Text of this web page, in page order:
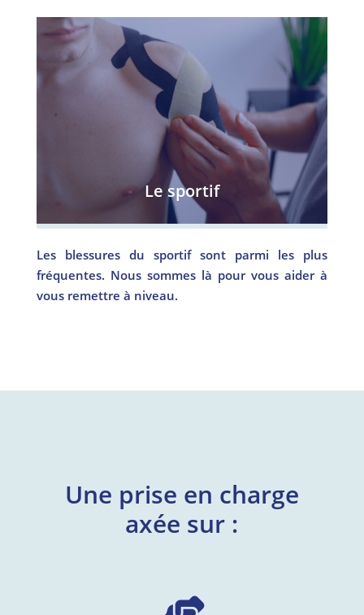
Le sportif
Les blessures du sportif sont parmi les plus
fréquentes. Nous sommes là pour vous aider à
vous remettre à niveau.
Une prise en charge
axée sur :